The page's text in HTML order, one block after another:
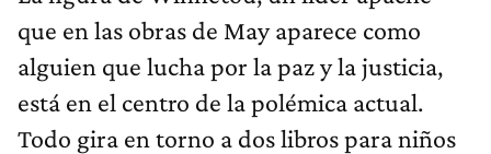
que en las obras de May aparece como
alguien que lucha por la paz y la justicia,
está en el centro de la polémica actual.
Todo gira en torno a dos libros para niños